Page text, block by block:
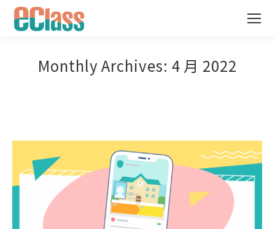
Monthly Archives: 4 月 2022